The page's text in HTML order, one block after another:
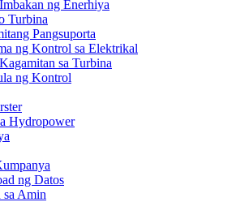
ng Enerhiya
Turbina
Pangsuporta
ng Kontrol sa Elektrikal
sa Turbina
ng Kontrol
Hydropower
ng Datos
sa Amin